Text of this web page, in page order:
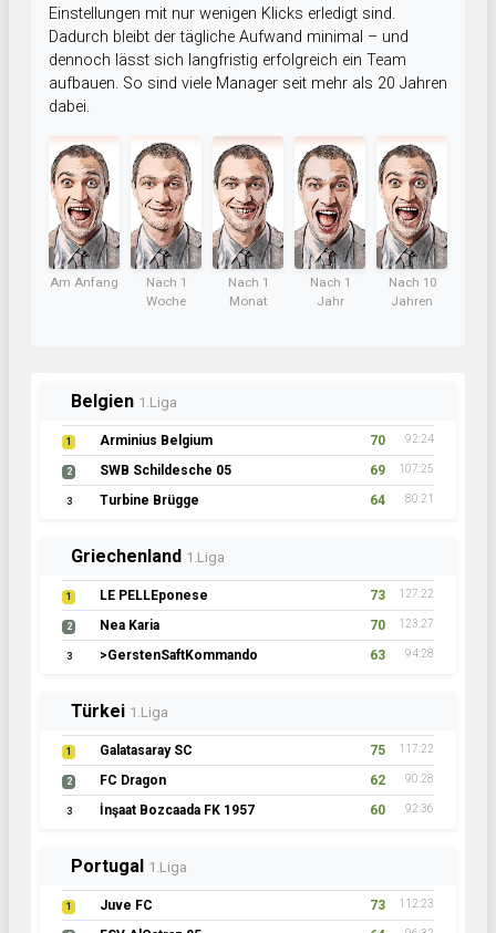
Einstellungen mit nur wenigen Klicks erledigt sind.
Dadurch bleibt der tägliche Aufwand minimal – und
dennoch lässt sich langfristig erfolgreich ein Team
aufbauen. So sind viele Manager seit mehr als 20 Jahren
dabei.
Am Anfang
Nach 1
Woche
Nach 1
Monat
Nach 1
Jahr
Nach 10
Jahren
Belgien 1.Liga
1 Arminius Belgium 70 92:24
2 SWB Schildesche 05 69 107:25
3 Turbine Brügge 64 80:21
Griechenland 1.Liga
1 LE PELLEponese 73 127:22
2 Nea Karia 70 123:27
3 >GerstenSaftKommando 63 94:28
Türkei 1.Liga
1 Galatasaray SC 75 117:22
2 FC Dragon 62 90:28
3 İnşaat Bozcaada FK 1957 60 92:36
Portugal 1.Liga
1 Juve FC 73 112:23